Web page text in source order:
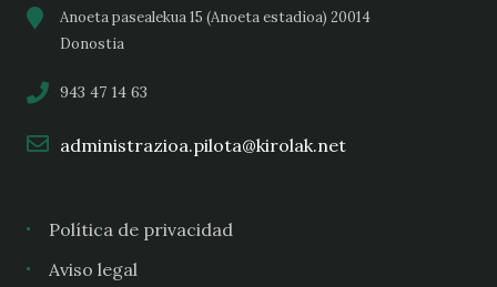
Anoeta pasealekua 15 (Anoeta estadioa) 20014
Donostia
943 47 14 63
administrazioa.pilota@kirolak.net
Política de privacidad
Aviso legal